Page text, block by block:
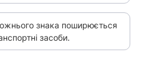
знака поширюється
засоби.